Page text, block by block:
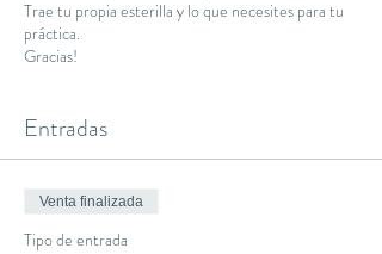
Trae tu propia esterilla y lo que necesites para tu
práctica.
Gracias!
Entradas
Venta finalizada
Tipo de entrada